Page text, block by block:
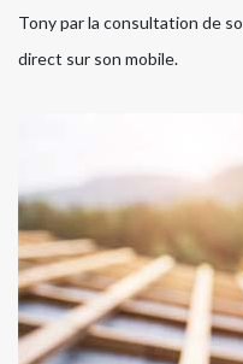
Tony par la consultation de
direct sur son mobile.